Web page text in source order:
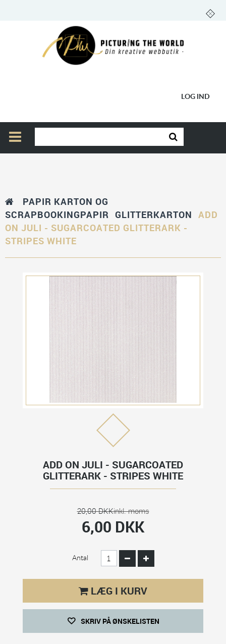
LOG IND
PAPIR KARTON OG
SCRAPBOOKINGPAPIR GLITTERKARTON ADD
ON JULI - SUGARCOATED GLITTERARK -
STRIPES WHITE
ADD ON JULI - SUGARCOATED
GLITTERARK - STRIPES WHITE
20,00 DKKinkl. moms
6,00 DKK
Antal
LÆG I KURV
SKRIV PÅ ØNSKELISTEN